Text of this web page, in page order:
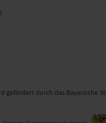
gefördert durch das Bayerische